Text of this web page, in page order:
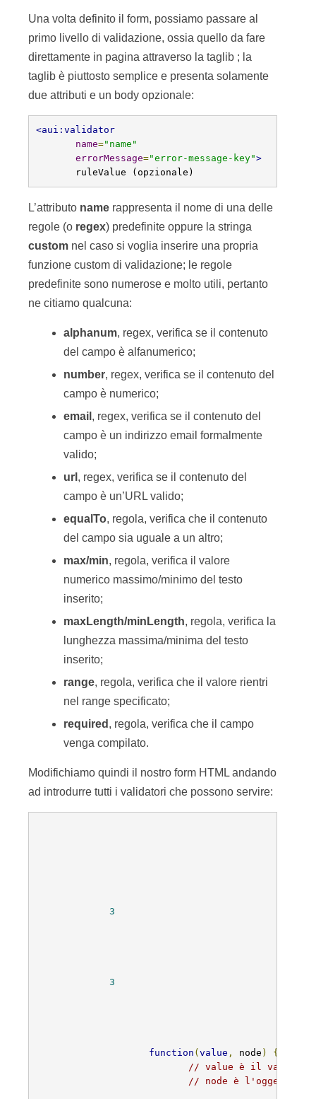
Una volta definito il form, possiamo passare al
primo livello di validazione, ossia quello da fare
direttamente in pagina attraverso la taglib ; la
taglib è piuttosto semplice e presenta solamente
due attributi e un body opzionale:
<aui:validator
name="name"
errorMessage="error-message-key">
ruleValue (opzionale)
L’attributo name rappresenta il nome di una delle
regole (o regex) predefinite oppure la stringa
custom nel caso si voglia inserire una propria
funzione custom di validazione; le regole
predefinite sono numerose e molto utili, pertanto
ne citiamo qualcuna:
alphanum, regex, verifica se il contenuto
del campo è alfanumerico;
number, regex, verifica se il contenuto del
campo è numerico;
email , regex, verifica se il contenuto del
campo è un indirizzo email formalmente
valido;
url , regex, verifica se il contenuto del
campo è un’URL valido;
equalTo, regola, verifica che il contenuto
del campo sia uguale a un altro;
max/min, regola, verifica il valore
numerico massimo/minimo del testo
inserito;
maxLength/minLength, regola, verifica la
lunghezza massima/minima del testo
inserito;
range, regola, verifica che il valore rientri
nel range specificato;
required , regola, verifica che il campo
venga compilato.
Modifichiamo quindi il nostro form HTML andando
ad introdurre tutti i validatori che possono servire:
3
3
function ( value , node )
{
// value è il valore
// node è l'oggetto